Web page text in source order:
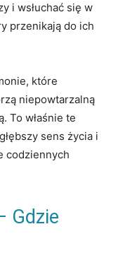
i wsłuchać się w​
przenikają do ich
które
niepowtarzalną⁤
To właśnie​ te
sens życia ​i
codziennych
Gdzie